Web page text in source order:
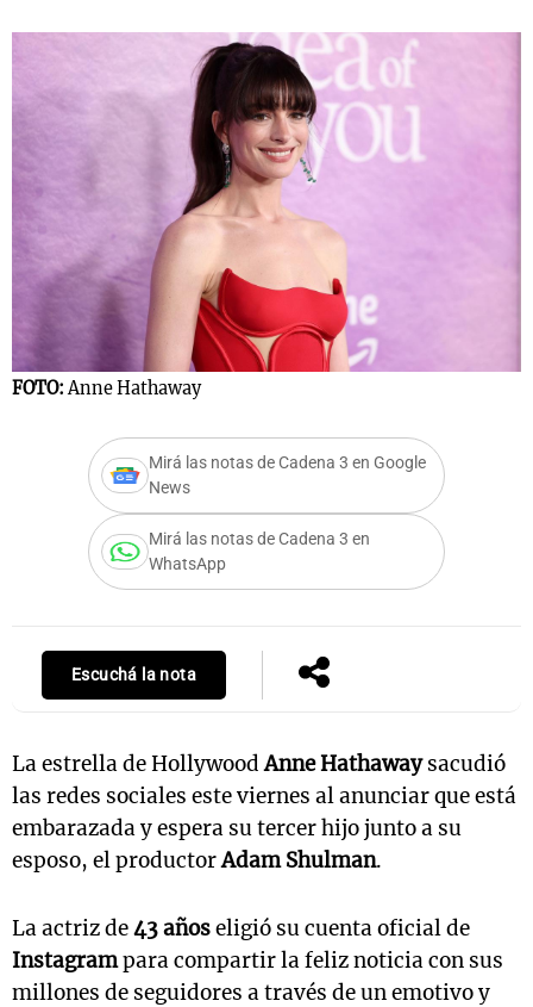
FOTO:Anne Hathaway
Mirá las notas de Cadena 3 en Google
News
Mirá las notas de Cadena 3 en
WhatsApp
Escuchá la nota
La estrella de HollywoodAnne Hathawaysacudió
las redes sociales este viernes al anunciar que está
embarazada y espera su tercer hijo junto a su
esposo, el productorAdam Shulman.
La actriz de43 añoseligió su cuenta oficial de
Instagrampara compartir la feliz noticia con sus
millones de seguidores a través de un emotivo y